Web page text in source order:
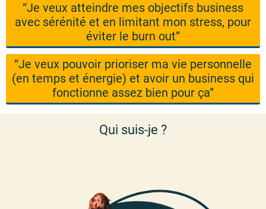
“Je veux atteindre mes objectifs business
avec sérénité et en limitant mon stress, pour
éviter le burn out”
“Je veux pouvoir prioriser ma vie personnelle
(en temps et énergie) et avoir un business qui
fonctionne assez bien pour ça”
Qui suis-je ?